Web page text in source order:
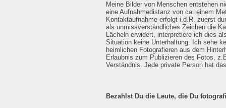
Meine Bilder von Menschen entstehen
eine Aufnahmedistanz von ca. einem
Kontaktaufnahme erfolgt i.d.R. zuerst
als unmissverständliches Zeichen die
Lächeln erwidert, interpretiere ich dies
Situation keine Unterhaltung. Ich sehe
heimlichen Fotografieren aus dem
Erlaubnis zum Publizieren des Fotos,
Verständnis. Jede private Person hat
Bezahlst Du die Leute, die Du